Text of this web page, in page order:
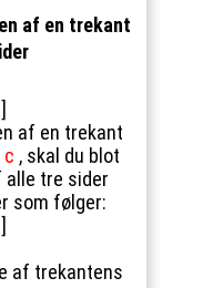
af en trekant
af en trekant
c , skal du blot
alle tre sider
som følger:
af trekantens